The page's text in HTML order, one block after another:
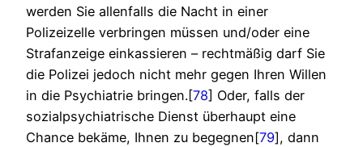
werden Sie allenfalls die Nacht in einer
Polizeizelle verbringen müssen und/oder eine
Strafanzeige einkassieren – rechtmäßig darf Sie
die Polizei jedoch nicht mehr gegen Ihren Willen
in die Psychiatrie bringen.[78] Oder, falls der
sozialpsychiatrische Dienst überhaupt eine
Chance bekäme, Ihnen zu begegnen[79], dann